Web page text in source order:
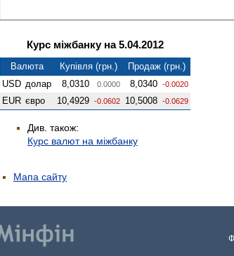
Курс міжбанку на 5.04.2012
Валюта Купівля (грн.)
Продаж (грн.)
USD долар 8,0310 0.0000 8,0340 -0.0020
EUR євро 10,4929 -0.0602 10,5008 -0.0629
Див. також:
Курс валют на міжбанку
Мапа сайту